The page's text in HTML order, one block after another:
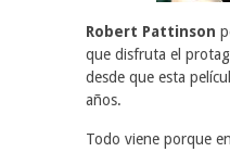
Robert Pattinson
que disfruta el
desde que esta
años.
Todo viene porque